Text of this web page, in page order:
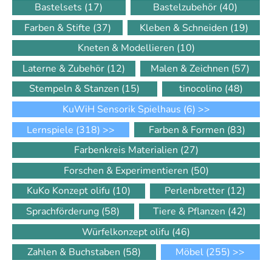
Bastelsets (17) Bastelzubehör (40)
Farben & Stifte (37) Kleben & Schneiden (19)
Kneten & Modellieren (10)
Laterne & Zubehör (12) Malen & Zeichnen (57)
Stempeln & Stanzen (15) tinocolino (48)
KuWiH Sensorik Spielhaus (6) >>
Lernspiele (318) >> Farben & Formen (83)
Farbenkreis Materialien (27)
Forschen & Experimentieren (50)
KuKo Konzept olifu (10) Perlenbretter (12)
Sprachförderung (58) Tiere & Pflanzen (42)
Würfelkonzept olifu (46)
Zahlen & Buchstaben (58) Möbel (255) >>